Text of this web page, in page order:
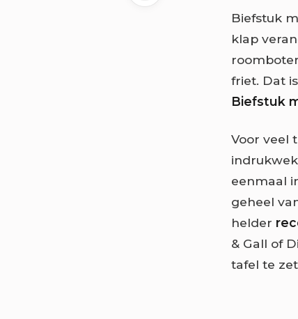
Biefstuk
klap
friet. Dat
Biefstuk
Voor veel
eenmaal
geheel
helder
& Gall of
tafel te